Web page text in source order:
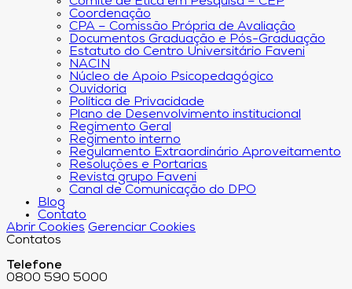
Coordenação
CPA – Comissão Própria de Avaliação
Documentos Graduação e Pós-Graduação
Estatuto do Centro Universitário Faveni
NACIN
Núcleo de Apoio Psicopedagógico
Ouvidoria
Política de Privacidade
Plano de Desenvolvimento institucional
Regimento Geral
Regimento interno
Regulamento Extraordinário Aproveitamento
Resoluções e Portarias
Revista grupo Faveni
Canal de Comunicação do DPO
Blog
Contato
Abrir Cookies Gerenciar Cookies
Contatos
Telefone
0800 590 5000